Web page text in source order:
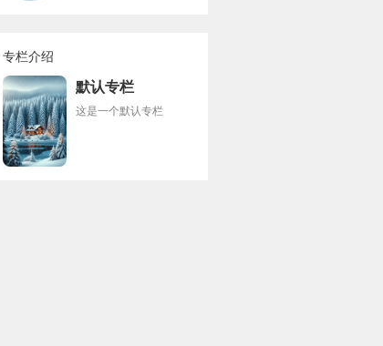
专栏介绍
默认专栏
这是一个默认专栏